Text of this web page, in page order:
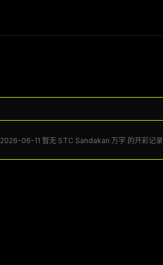
2026-06-11 暂无 STC Sandakan 万字 的开彩记录